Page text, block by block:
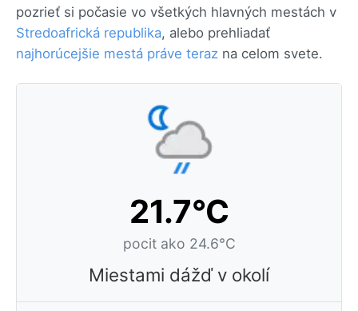
pozrieť si počasie vo všetkých hlavných mestách v
Stredoafrická republika, alebo prehliadať
najhorúcejšie mestá práve teraz na celom svete.
21.7°C
pocit ako 24.6°C
Miestami dážď v okolí